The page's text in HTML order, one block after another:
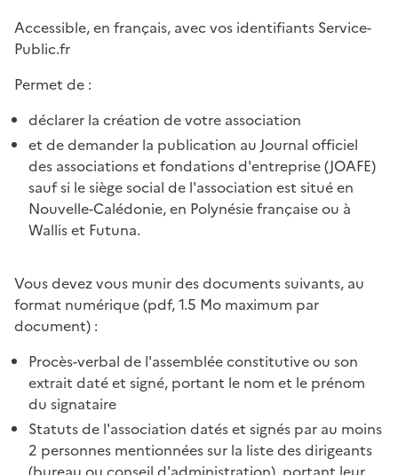
Accessible, en français, avec vos identifiants Service-
Public.fr
Permet de :
déclarer la création de votre association
et de demander la publication au Journal officiel
des associations et fondations d'entreprise (JOAFE)
sauf si le siège social de l'association est situé en
Nouvelle-Calédonie, en Polynésie française ou à
Wallis et Futuna.
Vous devez vous munir des documents suivants, au
format numérique (pdf, 1.5 Mo maximum par
document) :
Procès-verbal de l'assemblée constitutive ou son
extrait daté et signé, portant le nom et le prénom
du signataire
Statuts de l'association datés et signés par au moins
2 personnes mentionnées sur la liste des dirigeants